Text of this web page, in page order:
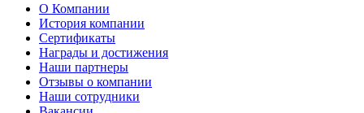
О Компании
История компании
Сертификаты
Награды и достижения
Наши партнеры
Отзывы о компании
Наши сотрудники